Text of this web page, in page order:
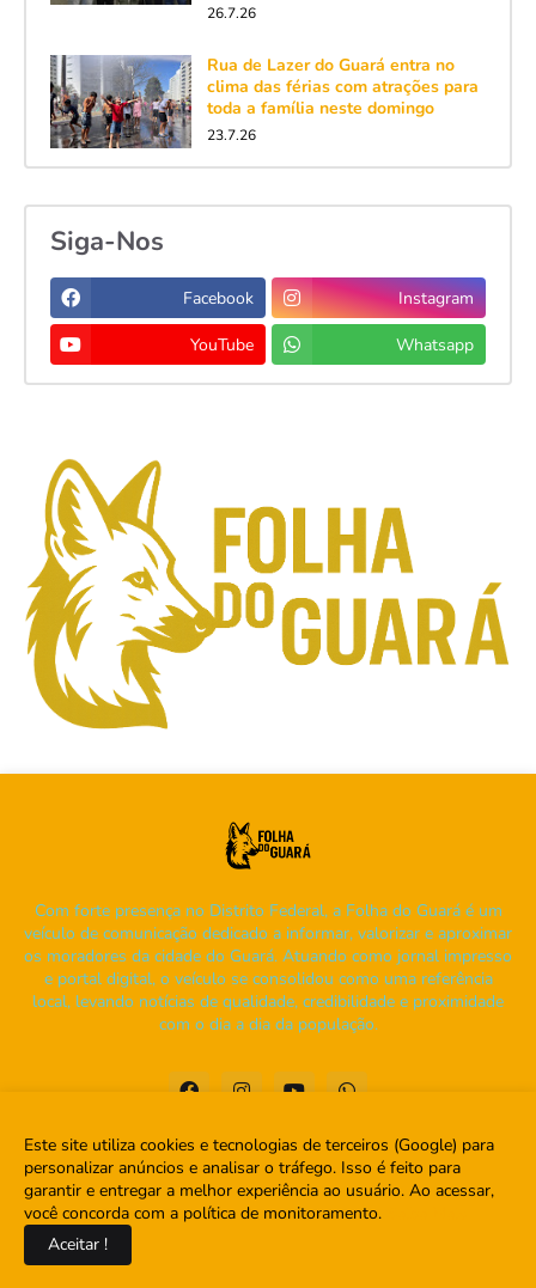
26.7.26
Rua de Lazer do Guará entra no
clima das férias com atrações para
toda a família neste domingo
23.7.26
Siga-Nos
Facebook Instagram
YouTube Whatsapp
Com forte presença no Distrito Federal, a Folha do Guará é um
veículo de comunicação dedicado a informar, valorizar e aproximar
os moradores da cidade do Guará. Atuando como jornal impresso
e portal digital, o veículo se consolidou como uma referência
local, levando notícias de qualidade, credibilidade e proximidade
com o dia a dia da população.
Home Sobre Contato
Este site utiliza cookies e tecnologias de terceiros (Google) para
personalizar anúncios e analisar o tráfego. Isso é feito para
garantir e entregar a melhor experiência ao usuário. Ao acessar,
você concorda com a política de monitoramento.
Aceitar !